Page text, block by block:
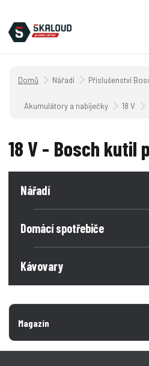
Úvodní strana
Nářadí Příslušenství
Akumulátory a nabíječky 18 V
18 V - Bosch kutil
Nářadí
Domácí spotřebiče
Kávovary
Magazín